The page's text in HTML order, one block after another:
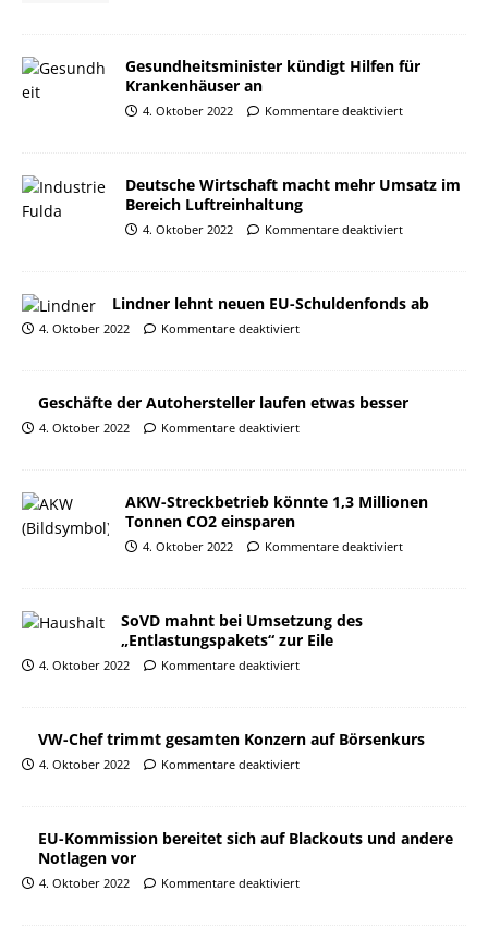
Gesundheitsminister kündigt Hilfen für
Krankenhäuser an
4. Oktober 2022 Kommentare deaktiviert
Deutsche Wirtschaft macht mehr Umsatz im
Bereich Luftreinhaltung
4. Oktober 2022 Kommentare deaktiviert
Lindner lehnt neuen EU-Schuldenfonds ab
4. Oktober 2022 Kommentare deaktiviert
Geschäfte der Autohersteller laufen etwas besser
4. Oktober 2022 Kommentare deaktiviert
AKW-Streckbetrieb könnte 1,3 Millionen
Tonnen CO2 einsparen
4. Oktober 2022 Kommentare deaktiviert
SoVD mahnt bei Umsetzung des
„Entlastungspakets“ zur Eile
4. Oktober 2022 Kommentare deaktiviert
VW-Chef trimmt gesamten Konzern auf Börsenkurs
4. Oktober 2022 Kommentare deaktiviert
EU-Kommission bereitet sich auf Blackouts und andere
Notlagen vor
4. Oktober 2022 Kommentare deaktiviert